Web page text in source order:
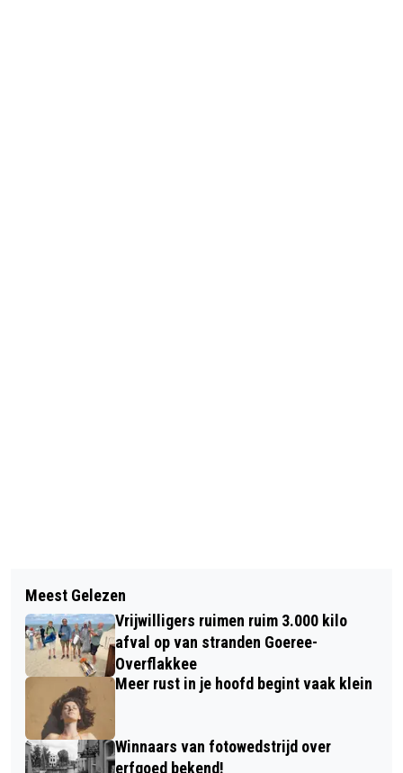
GOEDEMORGEN, HET IS VANDAAG
ZONDAG 29 JUNI
GOEDEMORGEN, HET IS VANDAAG
MAANDAG 30 JUNI
Meest Gelezen
Vrijwilligers ruimen ruim 3.000 kilo
afval op van stranden Goeree-
Overflakkee
Meer rust in je hoofd begint vaak klein
Winnaars van fotowedstrijd over
erfgoed bekend!